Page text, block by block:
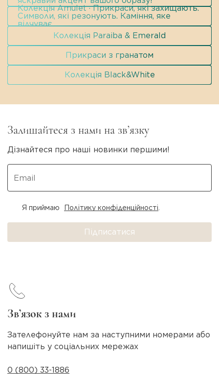
Колекція Amulet · Прикраси, які захищають.
Символи, які резонують. Каміння, яке
відчуває.
Колекція Paraiba & Emerald
Прикраси з гранатом
Колекція Black&White
Залишайтеся з нами на зв’язку
Дізнайтеся про наші новинки першими!
Підписатися
Я приймаю Політику конфіденційності.
Зв’язок з нами
Зателефонуйте нам за наступними номерами або
напишіть у соціальних мережах
0 (800) 33-1886